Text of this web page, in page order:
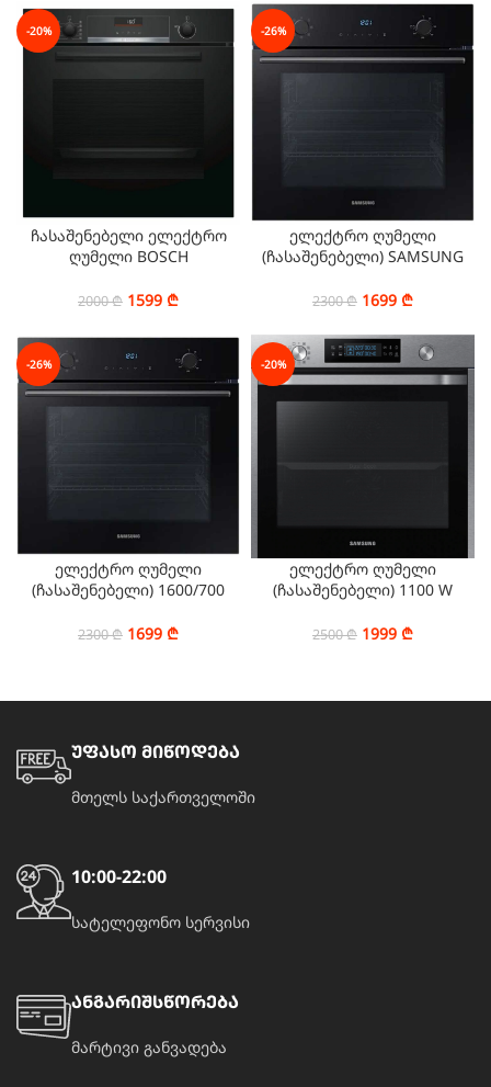
-20%
ჩასაშენებელი ელექტრო
ღუმელი BOSCH
2000₾ 1599 ₾
-26%
ელექტრო ღუმელი
(ჩასაშენებელი) SAMSUNG
2300₾ 1699 ₾
-26%
ელექტრო ღუმელი
(ჩასაშენებელი) 1600/700
NV68A1145RK/WT
2300₾ 1699 ₾
-20%
ელექტრო ღუმელი
(ჩასაშენებელი) 1100 W
NV75K5541RS/WT
2500₾ 1999 ₾
უფასო მიწოდება
მთელს საქართველოში
10:00-22:00
სატელეფონო სერვისი
ანგარიშსწორება
მარტივი განვადება